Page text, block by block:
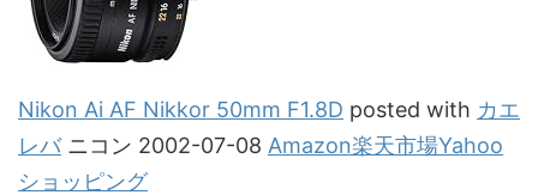
Nikon Ai AF Nikkor 50mm F1.8D posted with カエ
レバニコン 2002-07-08 Amazon楽天市場Yahoo
ショッピング